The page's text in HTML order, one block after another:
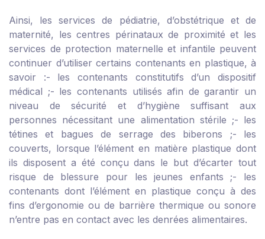
Ainsi, les services de pédiatrie, d’obstétrique et de
maternité, les centres périnataux de proximité et les
services de protection maternelle et infantile peuvent
continuer d’utiliser certains contenants en plastique, à
savoir :- les contenants constitutifs d’un dispositif
médical ;- les contenants utilisés afin de garantir un
niveau de sécurité et d’hygiène suffisant aux
personnes nécessitant une alimentation stérile ;- les
tétines et bagues de serrage des biberons ;- les
couverts, lorsque l’élément en matière plastique dont
ils disposent a été conçu dans le but d’écarter tout
risque de blessure pour les jeunes enfants ;- les
contenants dont l’élément en plastique conçu à des
fins d’ergonomie ou de barrière thermique ou sonore
n’entre pas en contact avec les denrées alimentaires.